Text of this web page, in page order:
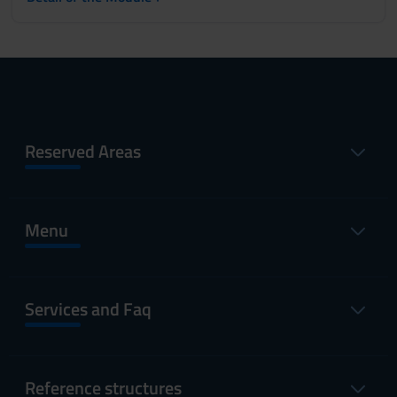
Reserved Areas
Menu
Services and Faq
Reference structures